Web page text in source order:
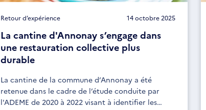
Retour d’expérience 14 octobre 2025
La cantine d'Annonay s’engage dans
une restauration collective plus
durable
La cantine de la commune d’Annonay a été
retenue dans le cadre de l’étude conduite par
l'ADEME de 2020 à 2022 visant à identifier les